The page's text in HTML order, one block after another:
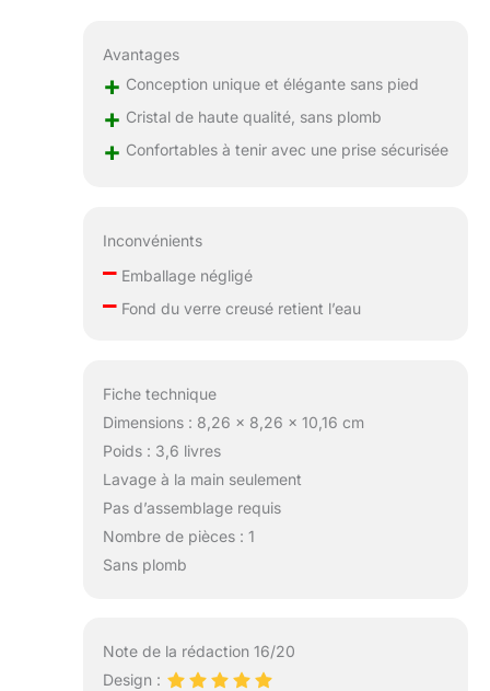
Avantages
+ Conception unique et élégante sans pied
+ Cristal de haute qualité, sans plomb
+ Confortables à tenir avec une prise sécurisée
Inconvénients
–Emballage négligé
–Fond du verre creusé retient l’eau
Fiche technique
Dimensions : 8,26 x 8,26 x 10,16 cm
Poids : 3,6 livres
Lavage à la main seulement
Pas d’assemblage requis
Nombre de pièces : 1
Sans plomb
Note de la rédaction 16/20
Design :